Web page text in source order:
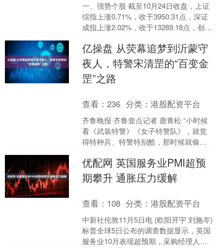
一、强势个股 截至10月24日收盘，上证
综指上涨0.71%，收于3950.31点，深证
成指上涨2.02%，收于13289.18点，创业
亿操盘 从荧幕追梦到沂蒙守
夜人，特警宋清罡的“百变金
罡”之路
查看：236 分类：港股配资平台
齐鲁晚报·齐鲁壹点记者 鹿青松 “小时候
看《武装特警》《女子特警队》，就觉
得特种兵、特警特别酷，那时候就偷偷
警。”提及从警初心....
优配网 英国服务业PMI超预
期攀升 通胀压力缓解
查看： 108 分类：港股配资平台
中新社伦敦11月5日电 (欧阳开宇 刘施岑)
标普全球5日公布的调查数据显示，英国
服务业10月表现超预期，采购经理人指